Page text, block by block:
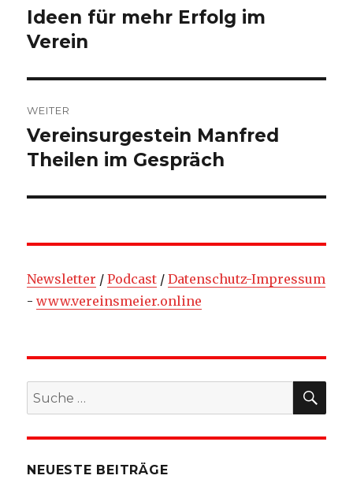
Vorheriger
Beitrag:
Ideen für mehr Erfolg im
Verein
WEITER
Nächster
Beitrag:
Vereinsurgestein Manfred
Theilen im Gespräch
Newsletter /Podcast /Datenschutz-Impressum
-www.vereinsmeier.online
Suche
nach:
NEUESTE BEITRÄGE